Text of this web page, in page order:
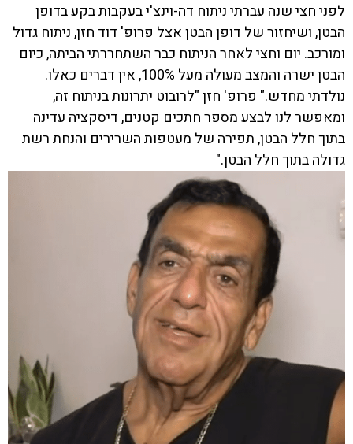
לפני חצי שנה עברתי ניתוח דה-וינצ'י בעקבות בקע בדופן
הבטן, ושיחזור של דופן הבטן אצל פרופ' דוד חזן, ניתוח גדול
ומורכב. יום וחצי לאחר הניתוח כבר השתחררתי הביתה, כיום
הבטן ישרה והמצב מעולה מעל 100%, אין דברים כאלו.
נולדתי מחדש." פרופ' חזן "לרובוט יתרונות בניתוח זה,
ומאפשר לנו לבצע מספר חתכים קטנים, דיסקציה עדינה
בתוך חלל הבטן, תפירה של מעטפות השרירים והנחת רשת
גדולה בתוך חלל הבטן."